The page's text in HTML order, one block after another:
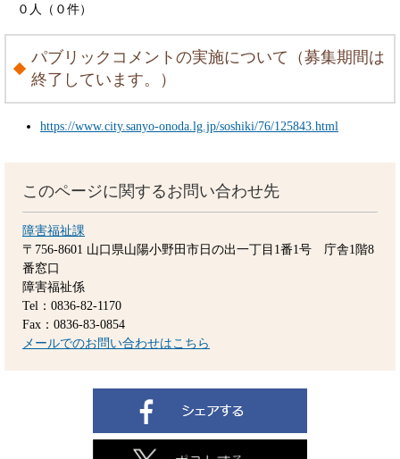
０人（０件）
パブリックコメントの実施について（募集期間は
終了しています。）
https://www.city.sanyo-onoda.lg.jp/soshiki/76/125843.html
このページに関するお問い合わせ先
障害福祉課
〒756-8601 山口県山陽小野田市日の出一丁目1番1号 庁舎1階8
番窓口
障害福祉係
Tel：0836-82-1170
Fax：0836-83-0854
メールでのお問い合わせはこちら